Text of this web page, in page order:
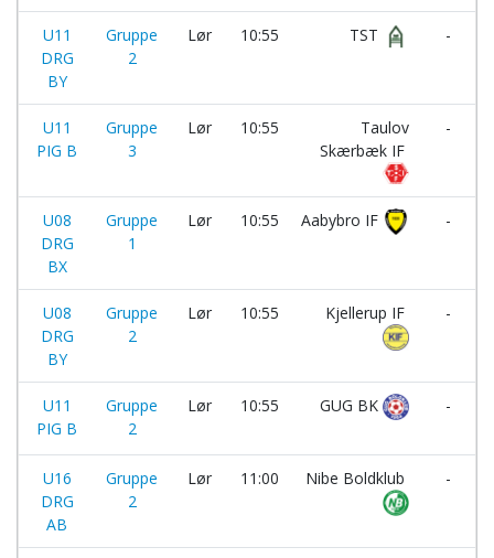
U11
DRG
BY
Gruppe
2
Lør 10:55 TST
-
U11
PIG B
Gruppe
3
Lør 10:55
Taulov
Skærbæk IF
-
U08
DRG
BX
Gruppe
1
Lør 10:55 Aabybro IF
-
U08
DRG
BY
Gruppe
2
Lør 10:55 Kjellerup IF
-
U11
PIG B
Gruppe
2
Lør 10:55 GUG BK
-
U16
DRG
AB
Gruppe
2
Lør 11:00 Nibe Boldklub
-